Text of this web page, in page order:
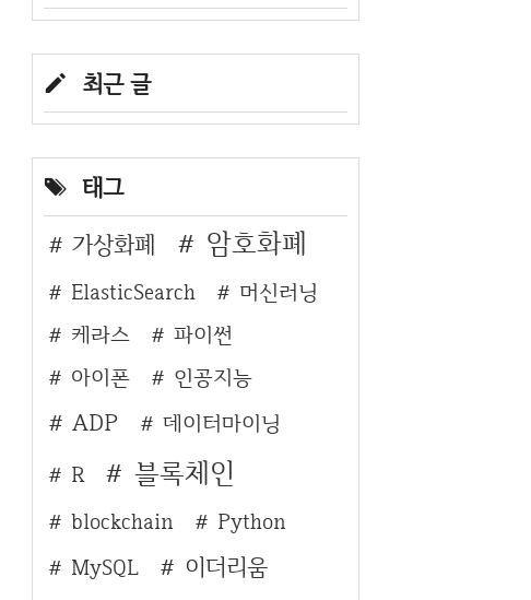
최근 글
태그
가상화폐
암호화폐
ElasticSearch
머신러닝
케라스
파이썬
아이폰
인공지능
ADP
데이터마이닝
R
블록체인
blockchain
Python
MySQL
이더리움